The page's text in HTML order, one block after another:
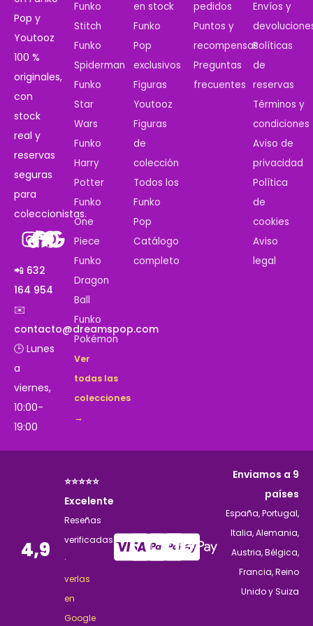
Pop y
Youtooz
100 %
originales,
con
stock
real y
reservas
seguras
para
coleccionistas.
📲 632
164 954
✉️
contacto@dreamspop.com
🕒 Lunes
a
viernes,
10:00-
19:00
Funko
Stitch
Funko
Spiderman
Funko
Star
Wars
Funko
Harry
Potter
Funko
One
Piece
Funko
Dragon
Ball
Funko
Pokémon
Ver
todas las
colecciones
→
en stock
Funko
Pop
exclusivos
Figuras
Youtooz
Figuras
de
colección
Todos los
Funko
Pop
Catálogo
completo
pedidos
Puntos y
recompensas
Preguntas
frecuentes
Envíos y
Políticas
de
reservas
Términos y
condiciones
Aviso de
privacidad
Política
de
cookies
Aviso
legal
4,9
⭐⭐⭐⭐⭐
Excelente
Reseñas
verificadas
·
verlas
en
Google
Enviamos a 9
países
España, Portugal,
Italia, Alemania,
Austria, Bélgica,
Francia, Reino
Unido y Suiza